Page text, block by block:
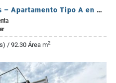
Cesión de Derechos – Apartamento Tipo A en Seroa | Avenida Centenario
/ 92.30 Área m2